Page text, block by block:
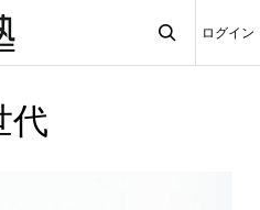
ログイン
代